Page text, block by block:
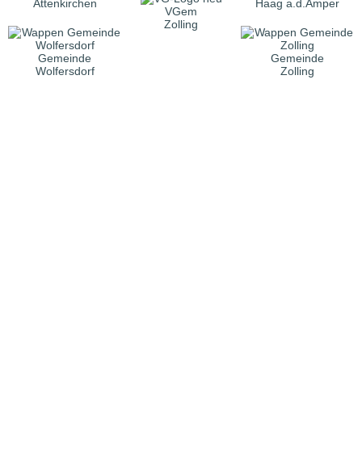
Attenkirchen
VGem
Zolling
Haag a.d.Amper
Gemeinde
Wolfersdorf
Gemeinde
Zolling